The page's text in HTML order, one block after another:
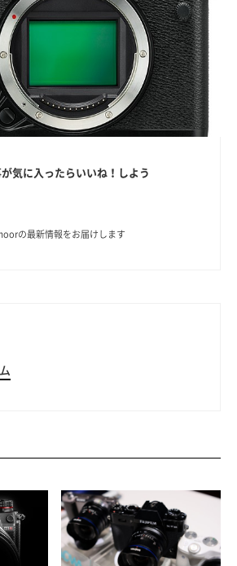
が気に入ったらいいね！しよう
の最新情報をお届けします